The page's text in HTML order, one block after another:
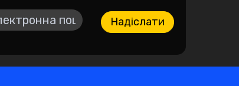
Надіслати